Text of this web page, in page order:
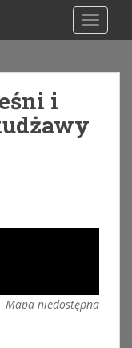
i
Mapa niedostępna